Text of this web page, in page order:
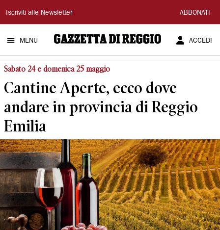
Gazzetta
di
Reggio
Iscriviti alle Newsletter ABBONATI
MENU ACCEDI
Sabato 24 e domenica 25 maggio
Cantine Aperte, ecco dove
andare in provincia di Reggio
Emilia